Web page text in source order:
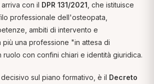
con il DPR 131/2021 , che istituisce
professionale dell'osteopata,
ambiti di intervento e
più una professione "in attesa di
ruolo con confini chiari e identità giuridica.
sul piano formativo, è il Decreto